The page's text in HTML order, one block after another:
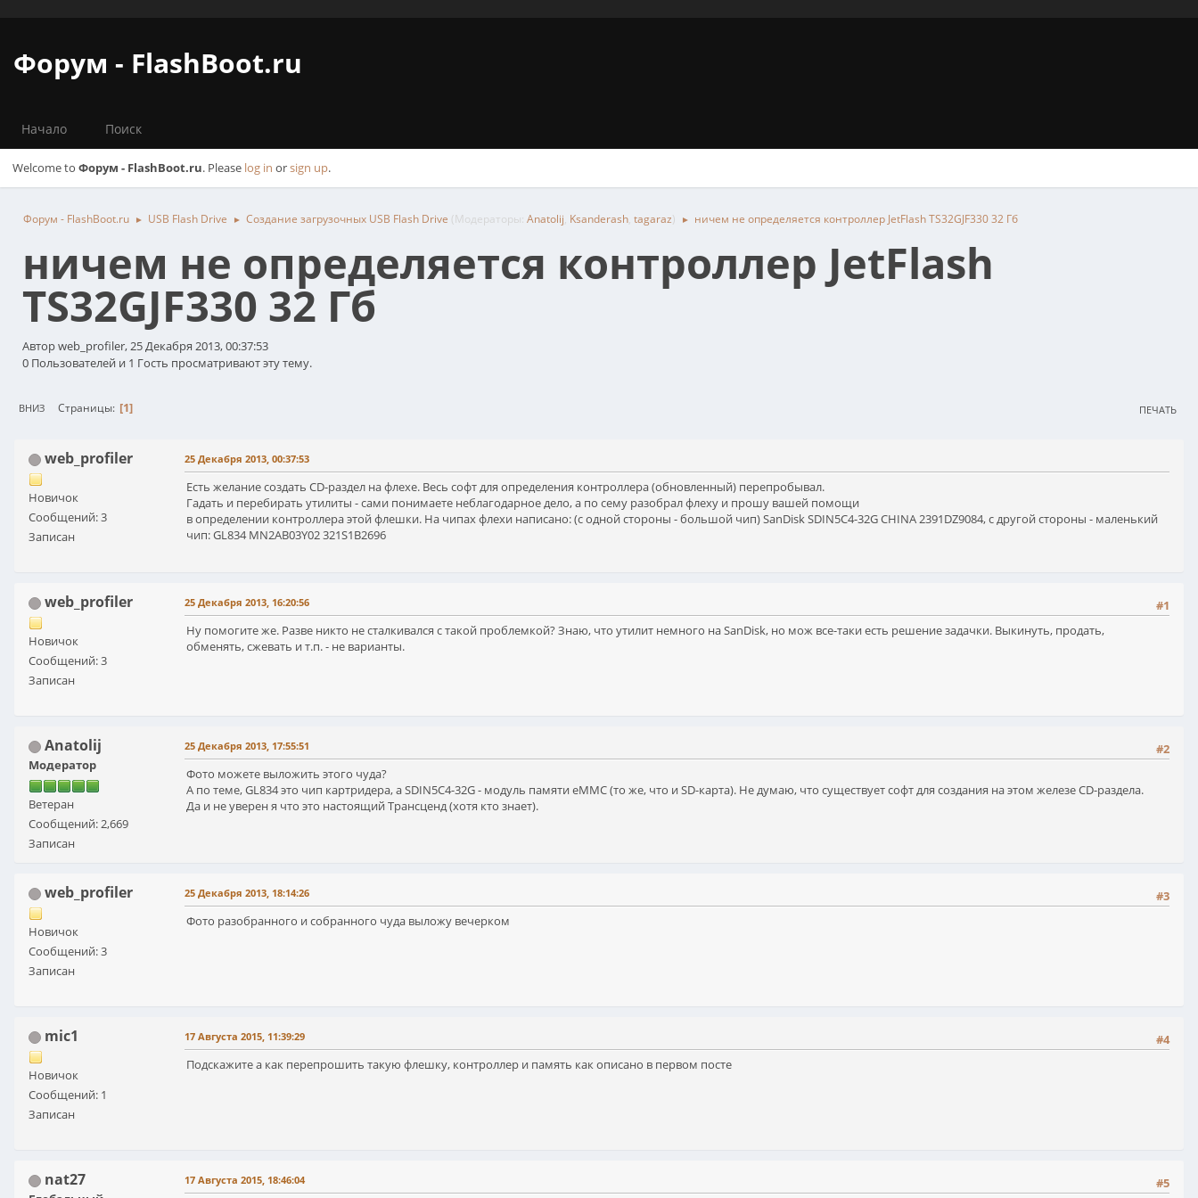
Форум - FlashBoot.ru
Начало Поиск
Welcome to Форум - FlashBoot.ru. Please log in orsign up.
Форум - FlashBoot.ru ► USB Flash Drive ► Создание загрузочных USB Flash Drive (Модераторы: Anatolij, Ksanderash, tagaraz) ► ничем не определяется контроллер JetFlash TS32GJF330 32 Гб
ничем не определяется контроллер JetFlash
TS32GJF330 32 Гб
Автор web_profiler, 25 Декабря 2013, 00:37:53
0 Пользователей и 1 Гость просматривают эту тему.
ПЕЧАТЬ
ВНИЗ Страницы 1
web_profiler
Новичок
Сообщений: 3
Записан
25 Декабря 2013, 00:37:53
Есть желание создать CD-раздел на флехе. Весь софт для определения контроллера (обновленный) перепробывал.
Гадать и перебирать утилиты - сами понимаете неблагодарное дело, а по сему разобрал флеху и прошу вашей помощи
в определении контроллера этой флешки. На чипах флехи написано: (с одной стороны - большой чип) SanDisk SDIN5C4-32G CHINA 2391DZ9084, с другой стороны - маленький
чип: GL834 MN2AB03Y02 321S1B2696
web_profiler
Новичок
Сообщений: 3
Записан
#1
25 Декабря 2013, 16:20:56
Ну помогите же. Разве никто не сталкивался с такой проблемкой? Знаю, что утилит немного на SanDisk, но мож все-таки есть решение задачки. Выкинуть, продать,
обменять, сжевать и т.п. - не варианты.
Anatolij
Модератор
Ветеран
Сообщений: 2,669
Записан
#2
25 Декабря 2013, 17:55:51
Фото можете выложить этого чуда?
А по теме, GL834 это чип картридера, а SDIN5C4-32G - модуль памяти eMMC (то же, что и SD-карта). Не думаю, что существует софт для создания на этом железе CD-раздела.
Да и не уверен я что это настоящий Трансценд (хотя кто знает).
web_profiler
Новичок
Сообщений: 3
Записан
#3
25 Декабря 2013, 18:14:26
Фото разобранного и собранного чуда выложу вечерком
mic1
Новичок
Сообщений: 1
Записан
#4
17 Августа 2015, 11:39:29
Подскажите а как перепрошить такую флешку, контроллер и память как описано в первом посте
nat27 #5
17 Августа 2015, 18:46:04